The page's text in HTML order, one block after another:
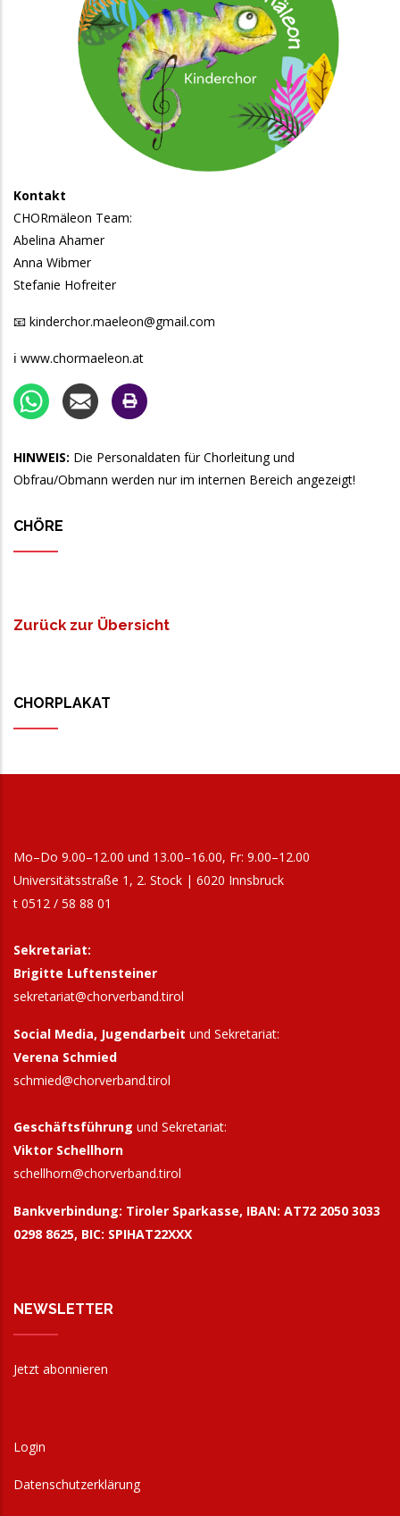
Kontakt
CHORmäleon Team:
Abelina Ahamer
Anna Wibmer
Stefanie Hofreiter
📧 kinderchor.maeleon@gmail.com
ℹ️ www.chormaeleon.at
HINWEIS: Die Personaldaten für Chorleitung und
Obfrau/Obmann werden nur im internen Bereich angezeigt!
CHÖRE
Zurück zur Übersicht
CHORPLAKAT
Mo–Do 9.00–12.00 und 13.00–16.00, Fr: 9.00–12.00
Universitätsstraße 1, 2. Stock | 6020 Innsbruck
t 0512 / 58 88 01
Sekretariat:
Brigitte Luftensteiner
sekretariat@chorverband.tirol
Social Media, Jugendarbeit und Sekretariat:
Verena Schmied
schmied@chorverband.tirol
Geschäftsführung und Sekretariat:
Viktor Schellhorn
schellhorn@chorverband.tirol
Bankverbindung: Tiroler Sparkasse, IBAN: AT72 2050 3033
0298 8625, BIC: SPIHAT22XXX
NEWSLETTER
Jetzt abonnieren
Login
Datenschutzerklärung